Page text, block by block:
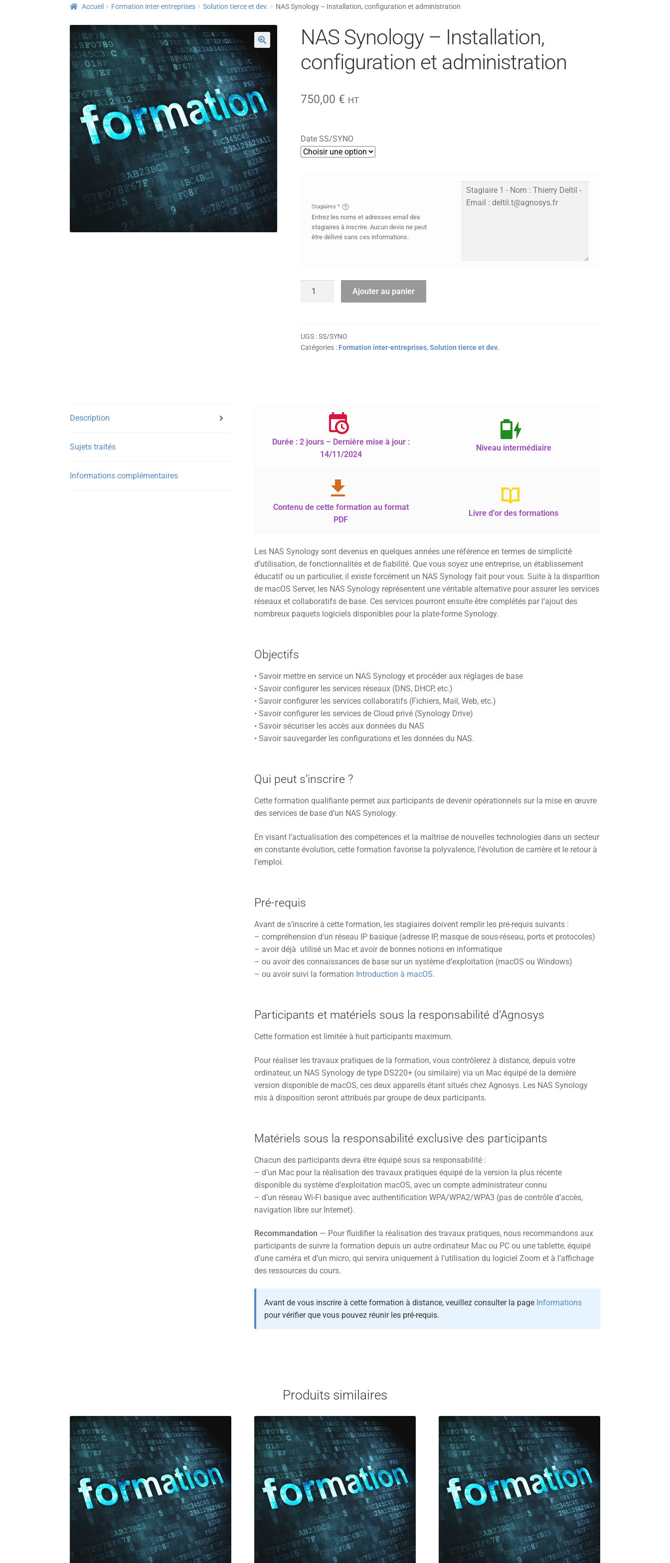
Accueil Formation inter-entreprises Solution tierce et dev. NAS Synology – Installation, configuration et administration
NAS Synology – Installation,
configuration et administration
750,00 € HT
Date SS/SYNO
Stagiaires*
Entrez les noms et adresses email des
stagiaires à inscrire. Aucun devis ne peut
être délivré sans ces informations.
quantité
-
Installation,
Ajouter au panier
UGS :SS/SYNO
Catégories : Formation inter-entreprises, Solution tierce et dev.
Description
Sujets traités
Informations complémentaires
Durée : 2 jours – Dernière mise à jour :
14/11/2024
Niveau intermédiaire
Contenu de cette formation au format
PDF
Livre d’or des formations
Les NAS Synology sont devenus en quelques années une référence en termes de simplicité
d’utilisation, de fonctionnalités et de fiabilité. Que vous soyez une entreprise, un établissement
éducatif ou un particulier, il existe forcément un NAS Synology fait pour vous. Suite à la disparition
de macOS Server, les NAS Synology représentent une véritable alternative pour assurer les services
réseaux et collaboratifs de base. Ces services pourront ensuite être complétés par l’ajout des
nombreux paquets logiciels disponibles pour la plate-forme Synology.
Objectifs
• Savoir mettre en service un NAS Synology et procéder aux réglages de base
• Savoir configurer les services réseaux (DNS, DHCP, etc.)
• Savoir configurer les services collaboratifs (Fichiers, Mail, Web, etc.)
• Savoir configurer les services de Cloud privé (Synology Drive)
• Savoir sécuriser les accès aux données du NAS
• Savoir sauvegarder les configurations et les données du NAS.
Qui peut s’inscrire ?
Cette formation qualifiante permet aux participants de devenir opérationnels sur la mise en œuvre
des services de base d’un NAS Synology.
En visant l’actualisation des compétences et la maîtrise de nouvelles technologies dans un secteur
en constante évolution, cette formation favorise la polyvalence, l’évolution de carrière et le retour à
l’emploi.
Pré-requis
Avant de s’inscrire à cette formation, les stagiaires doivent remplir les pré-requis suivants :
– compréhension d’un réseau IP basique (adresse IP, masque de sous-réseau, ports et protocoles)
– avoir déjà utilisé un Mac et avoir de bonnes notions en informatique
– ou avoir des connaissances de base sur un système d’exploitation (macOS ou Windows)
– ou avoir suivi la formation Introduction à macOS.
Participants et matériels sous la responsabilité d’Agnosys
Cette formation est limitée à huit participants maximum.
Pour réaliser les travaux pratiques de la formation, vous contrôlerez à distance, depuis votre
ordinateur, un NAS Synology de type DS220+ (ou similaire) via un Mac équipé de la dernière
version disponible de macOS, ces deux appareils étant situés chez Agnosys. Les NAS Synology
mis à disposition seront attribués par groupe de deux participants.
Matériels sous la responsabilité exclusive des participants
Chacun des participants devra être équipé sous sa responsabilité :
– d’un Mac pour la réalisation des travaux pratiques équipé de la version la plus récente
disponible du système d’exploitation macOS, avec un compte administrateur connu
– d’un réseau Wi-Fi basique avec authentification WPA/WPA2/WPA3 (pas de contrôle d’accès,
navigation libre sur Internet).
Recommandation — Pour fluidifier la réalisation des travaux pratiques, nous recommandons aux
participants de suivre la formation depuis un autre ordinateur Mac ou PC ou une tablette, équipé
d’une caméra et d’un micro, qui servira uniquement à l’utilisation du logiciel Zoom et à l’affichage
des ressources du cours.
Avant de vous inscrire à cette formation à distance, veuillez consulter la page Informations
pour vérifier que vous pouvez réunir les pré-requis.
Produits similaires